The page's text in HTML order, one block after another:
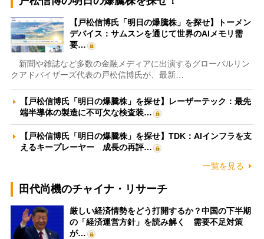
【戸松信博氏「明日の爆騰株」を探せ】トーメン
デバイス：サムスンを通じて世界のAIメモリ需
要…
新聞や雑誌など多数の金融メディアに出演するグローバルリン
クアドバイザーズ代表の戸松信博氏が、最新…
【戸松信博氏「明日の爆騰株」を探せ】レーザーテック：最先
端半導体の製造に不可欠な検査装…
【戸松信博氏「明日の爆騰株」を探せ】TDK：AIインフラを支
えるキープレーヤー 成長の再評…
一覧を見る
田代尚機のチャイナ・リサーチ
厳しい経済情勢をどう打開するか？中国の下半期
の「経済運営方針」を読み解く 需要不足対策
が…